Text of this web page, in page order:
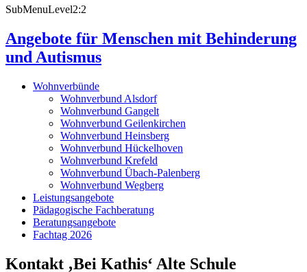
SubMenuLevel2:2
Angebote für Menschen mit Behinderung
und Autismus
Wohnverbünde
Wohnverbund Alsdorf
Wohnverbund Gangelt
Wohnverbund Geilenkirchen
Wohnverbund Heinsberg
Wohnverbund Hückelhoven
Wohnverbund Krefeld
Wohnverbund Übach-Palenberg
Wohnverbund Wegberg
Leistungsangebote
Pädagogische Fachberatung
Beratungsangebote
Fachtag 2026
Kontakt ‚Bei Kathis‘ Alte Schule